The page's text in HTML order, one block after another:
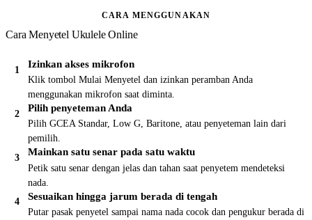
CARA MENGGUNAKAN
Cara Menyetel Ukulele Online
Izinkan akses mikrofon
Klik tombol Mulai Menyetel dan izinkan peramban Anda
menggunakan mikrofon saat diminta.
Pilih penyeteman Anda
Pilih GCEA Standar, Low G, Baritone, atau penyeteman lain dari
pemilih.
Mainkan satu senar pada satu waktu
Petik satu senar dengan jelas dan tahan saat penyetem mendeteksi
nada.
Sesuaikan hingga jarum berada di tengah
Putar pasak penyetel sampai nama nada cocok dan pengukur berada di